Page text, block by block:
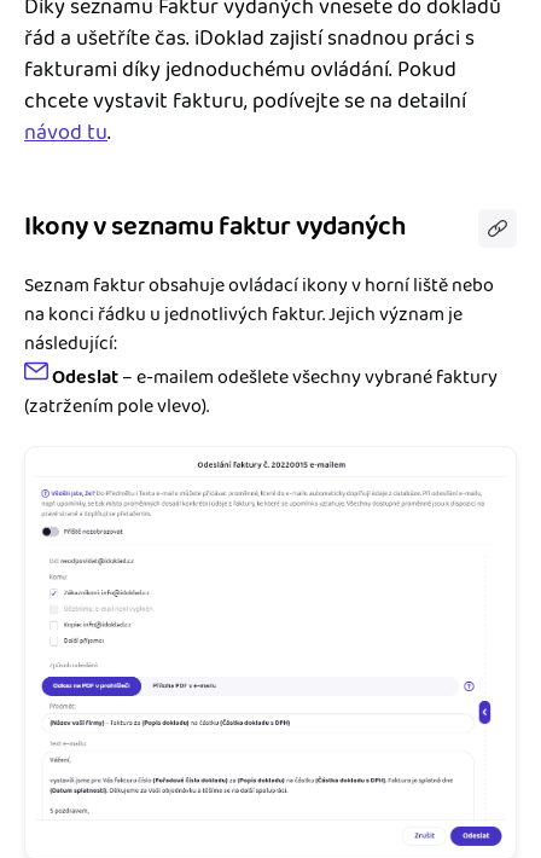
Spřátelené účetní
Katalog doplňků
Jak se vyznat ve fakturaci
Blog
mini akademie
řád a ušetříte čas. iDoklad zajistí snadnou práci s
fakturami díky jednoduchému ovládání. Pokud
chcete vystavit fakturu, podívejte se na detailní
návod tu.
Ikony v seznamu faktur vydaných
Seznam faktur obsahuje ovládací ikony v horní liště nebo
na konci řádku u jednotlivých faktur. Jejich význam je
následující:
Odeslat– e-mailem odešlete všechny vybrané faktury
(zatržením pole vlevo).